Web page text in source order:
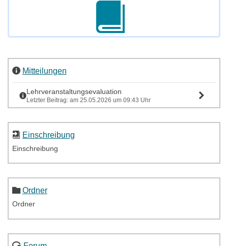
Mitteilungen
Lehrveranstaltungsevaluation
Letzter Beitrag: am 25.05.2026 um 09:43 Uhr
Einschreibung
Einschreibung
Ordner
Ordner